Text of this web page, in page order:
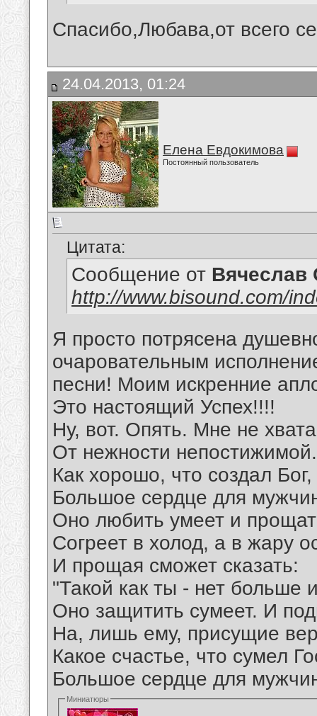
Спасибо,Любава,от всего
24.04.2013, 01:24
Елена Евдокимова
Постоянный пользователь
Цитата:
Сообщение от Вячеслав
http://www.bisound.com/
Я просто потрясена
очаровательным
песни! Моим искренние
Это настоящий Успех!!!!
Ну, вот. Опять. Мне не
От нежности
Как хорошо, что создал Бог,
Большое сердце для
Оно любить умеет и
Согреет в холод, а в жару
И прощая сможет сказать:
"Такой как ты - нет больше
Оно защитить сумеет. И
На, лишь ему, присущие
Какое счастье, что сумел
Большое сердце для
Миниатюры